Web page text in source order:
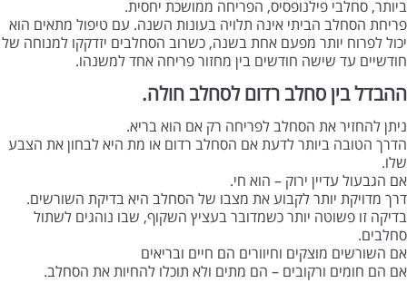
ביותר, סחלבי פילנופסיס, הפריחה ממושכת יחסית.
פריחת הסחלב הביתי אינה תלויה בעונות השנה. עם טיפול מתאים הוא
יכול לפרוח יותר מפעם אחת בשנה, כשרוב הסחלבים יזדקקו למנוחה של
חודשיים עד שישה חודשים בין מחזור פריחה אחד למשנהו.
ההבדל בין סחלב רדום לסחלב חולה.
ניתן להחזיר את הסחלב לפריחה רק אם הוא בריא.
הדרך הטובה ביותר לדעת אם הסחלב רדום או מת היא לבחון את הצבע
שלו.
אם הגבעול עדיין ירוק – הוא חי.
דרך מדויקת יותר לקבוע את מצבו של הסחלב היא בדיקת השורשים.
בדיקה זו פשוטה יותר כשמדובר בעציץ השקוף, שבו נוהגים לשתול
סחלבים.
אם השורשים מוצקים וחיוורים הם חיים ובריאים
אם הם חומים ורקובים – הם מתים ולא תוכלו להחיות את הסחלב.